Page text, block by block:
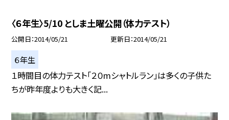
〈６年生〉5/10 としま土曜公開（体力テスト）
公開日 2014/05/21 更新日 2014/05/21
６年生
１時間目の体力テスト「２０mシャトルラン」は多くの子供た
ちが昨年度よりも大きく記...